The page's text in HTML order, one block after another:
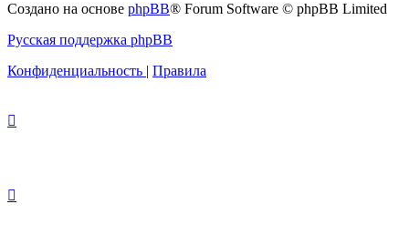
Создано на основе phpBB® Forum Software © phpBB Limited
Русская поддержка phpBB
Конфиденциальность | Правила